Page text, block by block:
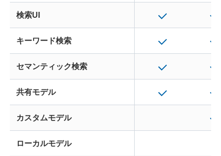
検索UI
キーワード検索
セマンティック検索
共有モデル
カスタムモデル
ローカルモデル